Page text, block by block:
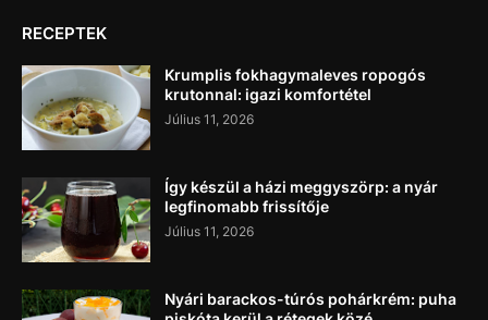
RECEPTEK
Krumplis fokhagymaleves ropogós
krutonnal: igazi komfortétel
Július 11, 2026
Így készül a házi meggyszörp: a nyár
legfinomabb frissítője
Július 11, 2026
Nyári barackos-túrós pohárkrém: puha